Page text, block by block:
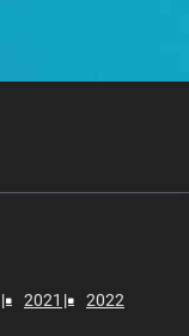
2021 2022